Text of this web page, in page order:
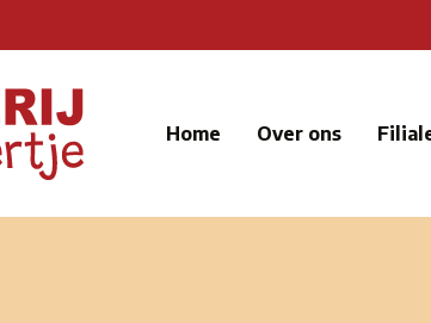
Home Over ons